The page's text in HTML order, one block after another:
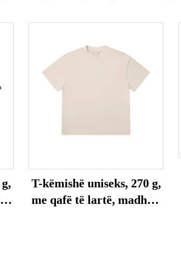
e
T-këmishë uniseks, 270 g,
me qafë të lartë, madhësi